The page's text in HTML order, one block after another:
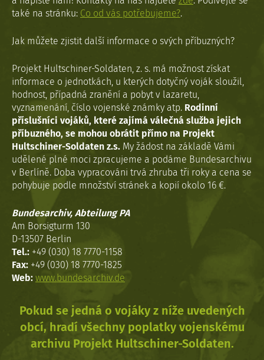
také na stránku: Co od vás potřebujeme?.
Jak můžete zjistit další informace o svých příbuzných?
Projekt Hultschiner-Soldaten, z. s. má možnost získat
informace o jednotkách, u kterých dotyčný voják sloužil,
hodnost, případná zranění a pobyt v lazaretu,
vyznamenání, číslo vojenské známky atp. Rodinní
příslušníci vojáků, které zajímá válečná služba jejich
příbuzného, se mohou obrátit přímo na Projekt
Hultschiner-Soldaten z.s. My žádost na základě Vámi
udělené plné moci zpracujeme a podáme Bundesarchivu
v Berlíně. Doba vypracováni trvá zhruba tři roky a cena se
pohybuje podle množství stránek a kopií okolo 16 €.
Bundesarchiv, Abteilung PA
Am Borsigturm 130
D-13507 Berlin
Tel.: +49 (030) 18 7770-1158
Fax: +49 (030) 18 7770-1825
Web: www.bundesarchiv.de
Pokud se jedná o vojáky z níže uvedených
obcí, hradí všechny poplatky vojenskému
archivu Projekt Hultschiner-Soldaten.